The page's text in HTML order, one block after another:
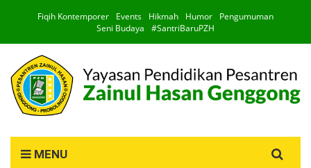
Fiqih Kontemporer Events Hikmah Humor
Pengumuman
Seni Budaya
#SantriBaruPZH
MENU
for: